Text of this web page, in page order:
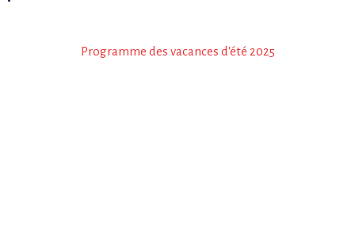
Programme des vacances d'été 2025